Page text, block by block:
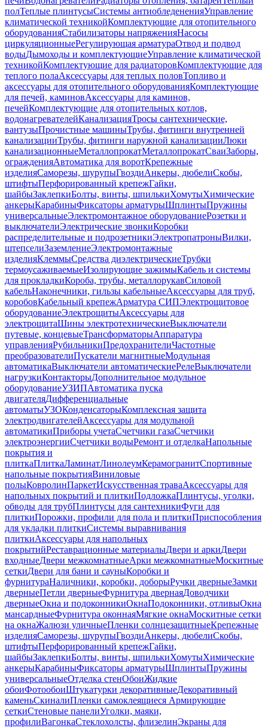
полТеплые плинтусыСистемы антиобледененияУправление
климатической техникойКомплектующие для отопительного
оборудованияСтабилизаторы напряженияНасосы
циркуляционныеРегулирующая арматураОтвод и подвод
водыДымоходы и комплектующиеУправление климатической
техникойКомплектующие для радиаторовКомплектующие для
теплого полаАксессуары для теплых половТопливо и
аксессуары для отопительного оборудованияКомплектующие
для печей, каминовАксессуары для каминов,
печейКомплектующие для отопительных котлов,
водонагревателейКанализацияТросы сантехнические,
вантузыПрочистные машиныТрубы, фитинги внутренней
канализацииТрубы, фитинги наружной канализацииЛюки
канализационныеМеталлопрокатМеталлопрокатСваиЗаборы,
огражденияАвтоматика для воротКрепежные
изделияСаморезы, шурупыГвоздиАнкеры, дюбелиСкобы,
штифтыПерфорированный крепежГайки,
шайбыЗаклепкиБолты, винты, шпилькиХомутыХимические
анкерыКарабиныФиксаторы арматурыШплинтыПружины
универсальныеЭлектромонтажное оборудованиеРозетки и
выключателиЭлектрические звонкиКоробки
распределительные и подрозетникиЭлектропатроныВилки,
штепселиЗаземлениеЭлектромонтажные
изделияКлеммыСредства диэлектрическиеТрубки
термоусаживаемыеИзолирующие зажимыКабель и системы
для прокладкиКороба, трубы, металлорукавСиловой
кабельНаконечники, гильзы кабельныеАксессуары для труб,
коробовКабельный крепежАрматура СИПЭлектрощитовое
оборудованиеЭлектрощитыАксессуары для
электрощитаШины электротехническиеВыключатели
путевые, концевыеТрансформаторыАппаратура
управленияРубильникиПредохранителиЧастотные
преобразователиПускатели магнитныеМодульная
автоматикаВыключатели автоматическиеРелеВыключатели
нагрузкиКонтакторыДополнительное модульное
оборудованиеУЗИПАвтоматика пуска
двигателяДифференциальные
автоматыУЗОКонденсаторыКомплексная защита
электродвигателейАксессуары для модульной
автоматикиПриборы учетаСчетчики газаСчетчики
электроэнергииСчетчики водыРемонт и отделкаНапольные
покрытия и
плиткаПлиткаЛаминатЛинолеумКерамогранитСпортивные
напольные покрытияВиниловые
полыКовролинПаркетИскусственная траваАксессуары для
напольных покрытий и плиткиПодложкаПлинтусы, уголки,
обводы для трубПлинтусы для сантехникиФуги для
плиткиПорожки, профили для пола и плиткиПриспособления
для укладки плиткиСистемы выравнивания
плиткиАксессуары для напольных
покрытийРеставрационные материалыДвери и аркиДвери
входныеДвери межкомнатныеАрки межкомнатныеМоскитные
сеткиДвери для бани и сауныКоробки и
фурнитураНаличники, коробки, доборыРучки дверныеЗамки
дверныеПетли дверныеФурнитура двернаяДоводчики
дверныеОкна и подоконникиОкнаПодоконники, отливыОкна
мансардныеФурнитура оконнаяМягкие окнаМоскитные сетки
на окнаЖалюзи уличныеПленки солнцезащитныеКрепежные
изделияСаморезы, шурупыГвоздиАнкеры, дюбелиСкобы,
штифтыПерфорированный крепежГайки,
шайбыЗаклепкиБолты, винты, шпилькиХомутыХимические
анкерыКарабиныФиксаторы арматурыШплинтыПружины
универсальныеОтделка стенОбоиЖидкие
обоиФотообоиШтукатурки декоративныеДекоративный
каменьСкиналиПленки самоклеящиеся Армирующие
сеткиСтеновые панелиУголки, маяки,
профилиВагонкаСтеклохолсты, флизелинЭкраны для